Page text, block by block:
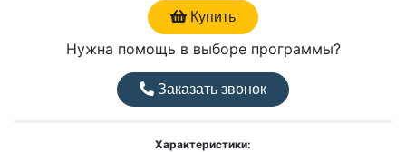
Купить
Нужна помощь в выборе программы?
Заказать звонок
Характеристики: